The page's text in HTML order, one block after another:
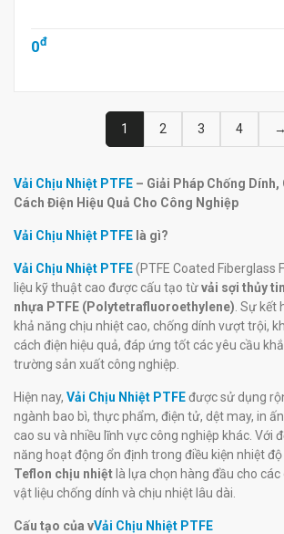
0đ
1 2 3 4 →
Vải Chịu Nhiệt PTFE – Giải Pháp Chống Dính,
Cách Điện Hiệu Quả Cho Công Nghiệp
Vải Chịu Nhiệt PTFE là gì?
Vải Chịu Nhiệt PTFE(PTFE Coated Fiberglass
liệu kỹ thuật cao được cấu tạo từvải sợi thủy
nhựa PTFE (Polytetrafluoroethylene) . Sự
khả năng chịu nhiệt cao, chống dính vượt trội,
cách điện hiệu quả, đáp ứng tốt các yêu cầu
trường sản xuất công nghiệp.
Hiện nay, Vải Chịu Nhiệt PTFEđược sử dụng
ngành bao bì, thực phẩm, điện tử, dệt may, in
cao su và nhiều lĩnh vực công nghiệp khác. Với
năng hoạt động ổn định trong điều kiện nhiệt
Teflon chịu nhiệt là lựa chọn hàng đầu cho
vật liệu chống dính và chịu nhiệt lâu dài.
Cấu tạo của vVải Chịu Nhiệt PTFE